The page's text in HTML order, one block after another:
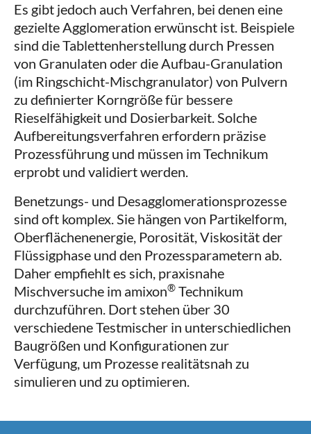
Es gibt jedoch auch Verfahren, bei denen eine
gezielte Agglomeration erwünscht ist. Beispiele
sind die Tablettenherstellung durch Pressen
von Granulaten oder die Aufbau-Granulation
(im Ringschicht-Mischgranulator) von Pulvern
zu definierter Korngröße für bessere
Rieselfähigkeit und Dosierbarkeit. Solche
Aufbereitungsverfahren erfordern präzise
Prozessführung und müssen im Technikum
erprobt und validiert werden.
Benetzungs- und Desagglomerationsprozesse
sind oft komplex. Sie hängen von Partikelform,
Oberflächenenergie, Porosität, Viskosität der
Flüssigphase und den Prozessparametern ab.
Daher empfiehlt es sich, praxisnahe
Mischversuche im amixon® Technikum
durchzuführen. Dort stehen über 30
verschiedene Testmischer in unterschiedlichen
Baugrößen und Konfigurationen zur
Verfügung, um Prozesse realitätsnah zu
simulieren und zu optimieren.